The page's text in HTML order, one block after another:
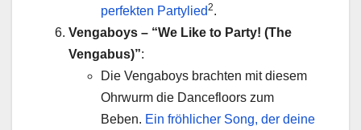
perfekten Partylied2.
Vengaboys – “We Like to Party! (The
Vengabus)”:
Die Vengaboys brachten mit diesem
Ohrwurm die Dancefloors zum
Beben. Ein fröhlicher Song, der deine